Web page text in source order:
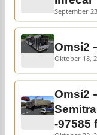
September
Omsi2
Oktober 18,
Omsi2
-97585